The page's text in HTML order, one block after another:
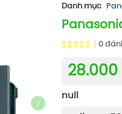
Danh mục
0
28.000
null